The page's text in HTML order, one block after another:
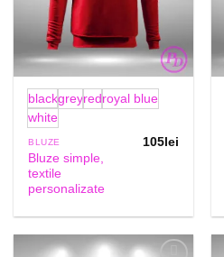
blackgreyred royal blue
white
BLUZE
Bluze simple,
textile
personalizate
105lei